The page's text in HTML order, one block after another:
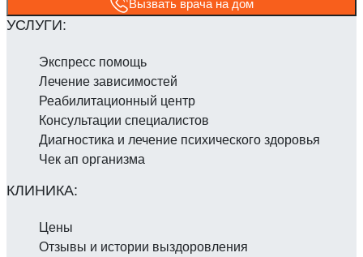
Вызвать врача на дом
Экспресс помощь
Лечение зависимостей
Реабилитаци­онный центр
Консультации специалистов
Диагностика и лечение психического здоровья
Чек ап организма
Цены
Отзывы и истории выздоровления